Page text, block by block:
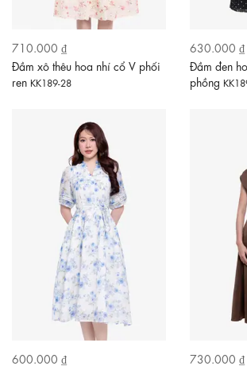
710.000 ₫
Đầm xô thêu hoa nhí cổ V phối
ren KK189-28
630.000 ₫
Đầm đen
phồng
600.000 ₫
730.000 ₫